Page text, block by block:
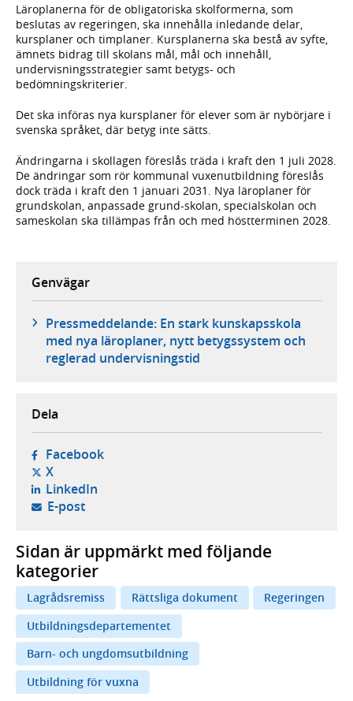
Läroplanerna för de obligatoriska skolformerna, som
beslutas av regeringen, ska innehålla inledande delar,
kursplaner och timplaner. Kursplanerna ska bestå av syfte,
ämnets bidrag till skolans mål, mål och innehåll,
undervisningsstrategier samt betygs- och
bedömningskriterier.
Det ska införas nya kursplaner för elever som är nybörjare i
svenska språket, där betyg inte sätts.
Ändringarna i skollagen föreslås träda i kraft den 1 juli 2028.
De ändringar som rör kommunal vuxenutbildning föreslås
dock träda i kraft den 1 januari 2031. Nya läroplaner för
grundskolan, anpassade grund-skolan, specialskolan och
sameskolan ska tillämpas från och med höstterminen 2028.
Genvägar
Pressmeddelande: En stark kunskapsskola
med nya läroplaner, nytt betygssystem och
reglerad undervisningstid
Dela
Facebook- öppnas i ny flik, extern webbplats,
X- öppnas i ny flik, extern webbplats,
LinkedIn- öppnas i ny flik, extern webbplats,
E-post- öppnar din e-postklient,
Sidan är uppmärkt med följande
kategorier
Lagrådsremiss Rättsliga dokument
Regeringen
Utbildningsdepartementet
Barn- och ungdomsutbildning
Utbildning för vuxna